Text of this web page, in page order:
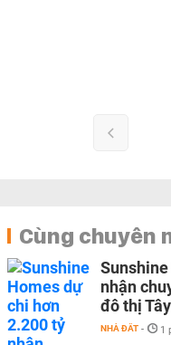
Cùng chuyên
nhận
đô thị
NHÀ ĐẤT - 1